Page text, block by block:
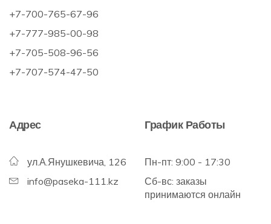
+7-700-765-67-96
+7-777-985-00-98
+7-705-508-96-56
+7-707-574-47-50
Адрес
ул.А.Янушкевича, 126
info@paseka-111.kz
График Работы
Пн-пт: 9:00 - 17:30
Сб-вс: заказы
принимаются онлайн